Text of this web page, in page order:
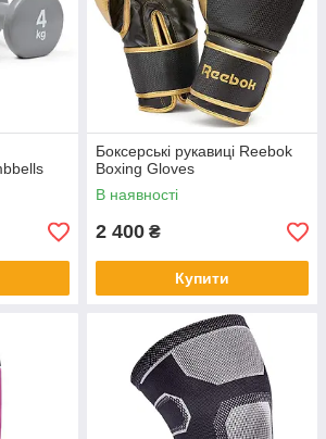
Боксерські рукавиці Reebok
Boxing Gloves
В наявності
2 400 ₴
Купити